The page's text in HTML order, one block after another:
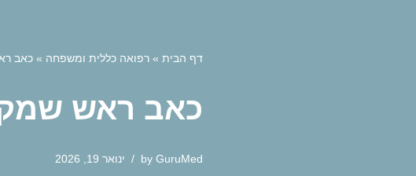
דף הבית » רפואה כללית ומשפחה » כאב
כאב ראש
by GuruMed ינואר 19, 2026